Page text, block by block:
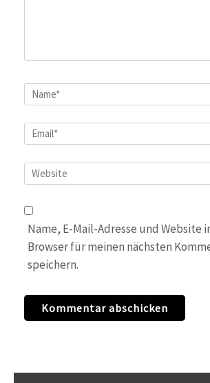
Name*
Email*
Website
Name, E-Mail-Adresse und Website
Browser für meinen nächsten
speichern.